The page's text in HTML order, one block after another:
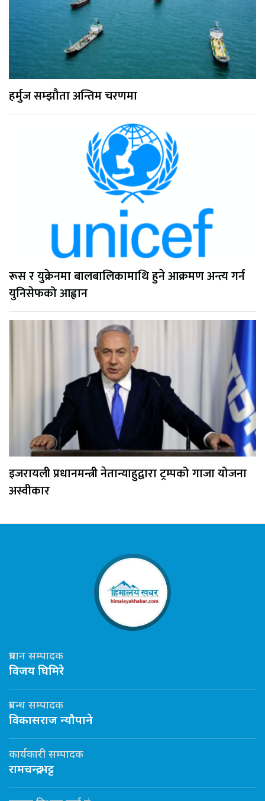
हर्मुज सम्झौता अन्तिम चरणमा
रूस र युक्रेनमा बालबालिकामाथि हुने आक्रमण अन्त्य गर्न
युनिसेफको आह्वान
इजरायली प्रधानमन्त्री नेतान्याहुद्वारा ट्रम्पको गाजा योजना
अस्वीकार
प्रधान सम्पादक
विजय घिमिरे
प्रबन्ध सम्पादक
विकासराज न्यौपाने
कार्यकारी सम्पादक
रामचन्द्र भट्ट